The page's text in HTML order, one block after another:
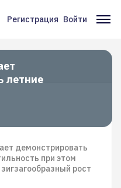
Меню
учётной
записи
пользователя
Регистрация Войти
летние
демонстрировать
при этом
рост